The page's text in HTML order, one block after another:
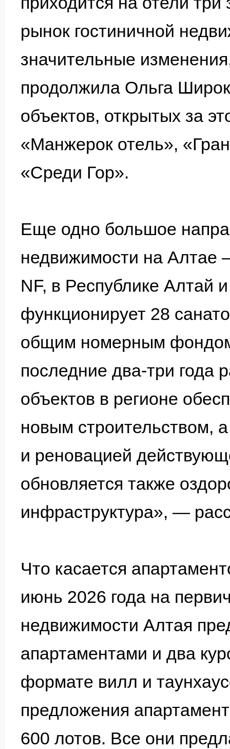
рынок гостиничной
значительные
продолжила Ольга
объектов, открытых за
«Манжерок отель»,
«Среди Гор».
Еще одно большое
недвижимости на Алтае
NF, в Республике Алтай
функционирует 28
общим номерным
последние два-три года
объектов в регионе
новым строительством,
и реновацией
обновляется также
инфраструктура», —
Что касается
июнь 2026 года на
недвижимости Алтая
апартаментами и два
формате вилл и
предложения
600 лотов. Все они